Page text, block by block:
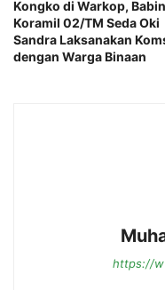
Kongko di Warkop,
Koramil 02/TM Seda Oki
Sandra Laksanakan
dengan Warga Binaan
https://